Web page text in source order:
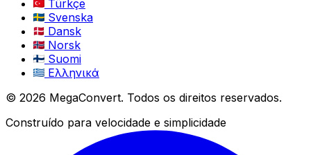
Türkçe
Svenska
Dansk
Norsk
Suomi
Ελληνικά
© 2026 MegaConvert. Todos os direitos reservados.
Construído para velocidade e simplicidade